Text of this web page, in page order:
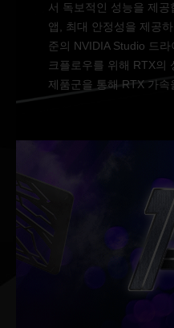
서 독보적인 성능을 제
앱, 최대 안정성을 제공
준의 NVIDIA Studio 드
크플로우를 위해 RTX의
제품군을 통해 RTX 가속